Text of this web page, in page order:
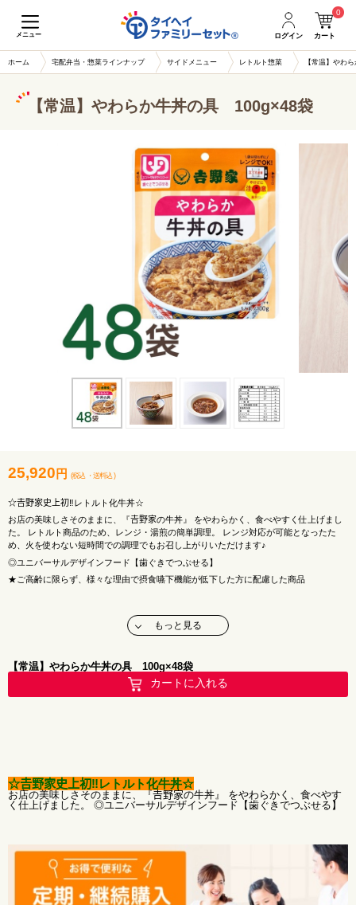
メニュー ログイン カート
0
ホーム 宅配弁当・惣菜ラインナップ サイドメニュー レトルト惣菜 【常温】やわ
【常温】やわらか牛丼の具 100g×48袋
25,920 円 (税込 ・ 送料込)
☆𠮷野家史上初‼レトルト化牛丼☆
お店の美味しさそのままに、『𠮷野家の牛丼』 をやわらかく、食べやすく仕上げまし
た。 レトルト商品のため、レンジ・湯煎の簡単調理。 レンジ対応が可能となったた
め、火を使わない短時間での調理でもお召し上がりいただけます♪
◎ユニバーサルデザインフード【歯ぐきでつぶせる】
★ご高齢に限らず、様々な理由で摂食嚥下機能が低下した方に配慮した商品
【電子レンジの場合】袋の封を切らずに電子レンジに立てて入れ、加熱してください
【湯煎の場合】袋の封を切らずに、熱湯の中に入れ、2～3分沸騰させて温めてくださ
アレルゲン：小麦・牛肉・大豆・りんご
もっと見る
【常温】やわらか牛丼の具 100g×48袋
カートに入れる
☆𠮷野家史上初‼レトルト化牛丼☆
お店の美味しさそのままに、『𠮷野家の牛丼』 をやわらかく、食べやす
く仕上げました。 ◎ユニバーサルデザインフード【歯ぐきでつぶせる】